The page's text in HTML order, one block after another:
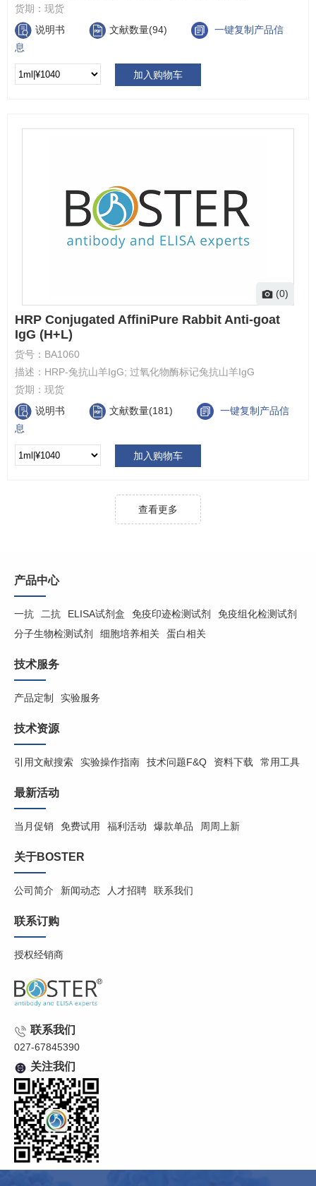
货期： 现货
说明书
文献数量(94)
一键复制产品信
息
加入购物车
(0)
HRP Conjugated AffiniPure Rabbit Anti-goat
IgG (H+L)
货号： BA1060
描述： HRP-兔抗山羊IgG; 过氧化物酶标记兔抗山羊IgG
货期： 现货
说明书
文献数量(181)
一键复制产品信
息
加入购物车
查看更多
产品中心
一抗 二抗 ELISA试剂盒 免疫印迹检测试剂
免疫组化检测试剂
分子生物检测试剂
细胞培养相关 蛋白相关
技术服务
产品定制 实验服务
技术资源
引用文献搜索 实验操作指南 技术问题F&Q 资料下载 常用工具
最新活动
当月促销 免费试用 福利活动 爆款单品 周周上新
关于BOSTER
公司简介 新闻动态 人才招聘 联系我们
联系订购
授权经销商
联系我们
027-67845390
关注我们